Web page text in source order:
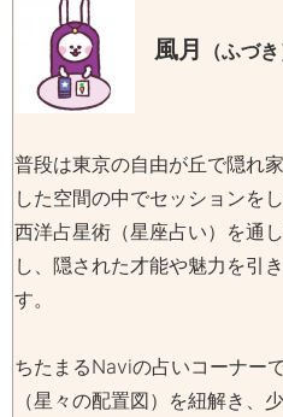
風月 （ふづき
普段は東京の自由が丘で隠れ
した空間の中でセッションを
西洋占星術（星座占い）を通
し、隠された才能や魅力を引
す。
ちたまるNaviの占いコーナー
（星々の配置図）を紐解き、